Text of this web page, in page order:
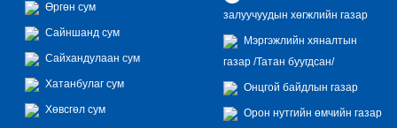
Өргөн сум
Сайншанд сум
Сайхандулаан сум
Хатанбулаг сум
Хөвсгөл сум
залуучуудын хөгжлийн газар
Мэргэжлийн хяналтын
газар /Татан буугдсан/
Онцгой байдлын газар
Орон нутгийн өмчийн газар